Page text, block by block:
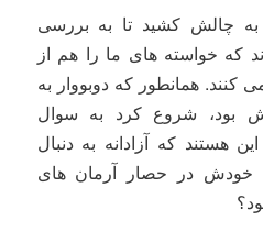
به چالش کشید تا به بررسی
که خواسته های ما را هم از
کنند. همانطور که دوبووار به
بود، شروع کرد به سوال
هستند که آزادانه به دنبال
خودش در حصار آرمان های